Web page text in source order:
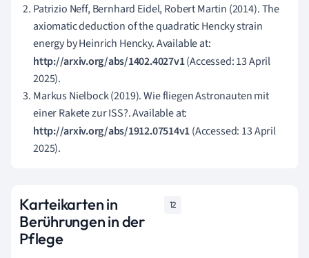
Patrizio Neff, Bernhard Eidel, Robert Martin (2014). The
axiomatic deduction of the quadratic Hencky strain
energy by Heinrich Hencky. Available at:
http://arxiv.org/abs/1402.4027v1(Accessed: 13 April
2025).
Markus Nielbock (2019). Wie fliegen Astronauten mit
einer Rakete zur ISS?. Available at:
http://arxiv.org/abs/1912.07514v1(Accessed: 13 April
2025).
Karteikarten in
Berührungen in der
Pflege
12